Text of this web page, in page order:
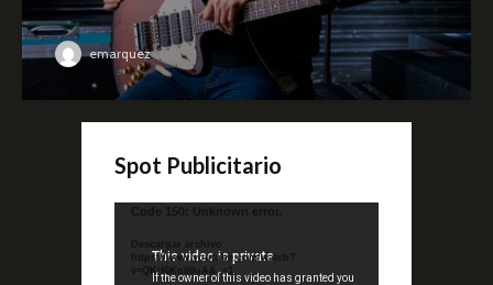
emarquez
Spot Publicitario
Reproductor
video
Code 150: Unknown error.
Descargar archivo:
https://www.youtube.com/watch?
v=QKif6Ko80uA&_=1